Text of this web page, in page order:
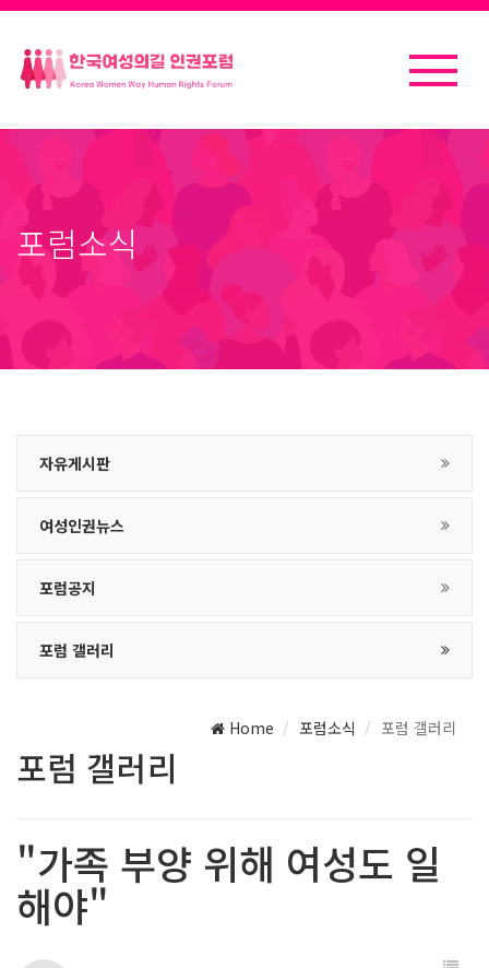
포럼소식
자유게시판
여성인권뉴스
포럼공지
포럼 갤러리
Home 포럼소식 포럼 갤러리
포럼 갤러리
"가족 부양 위해 여성도 일
해야"